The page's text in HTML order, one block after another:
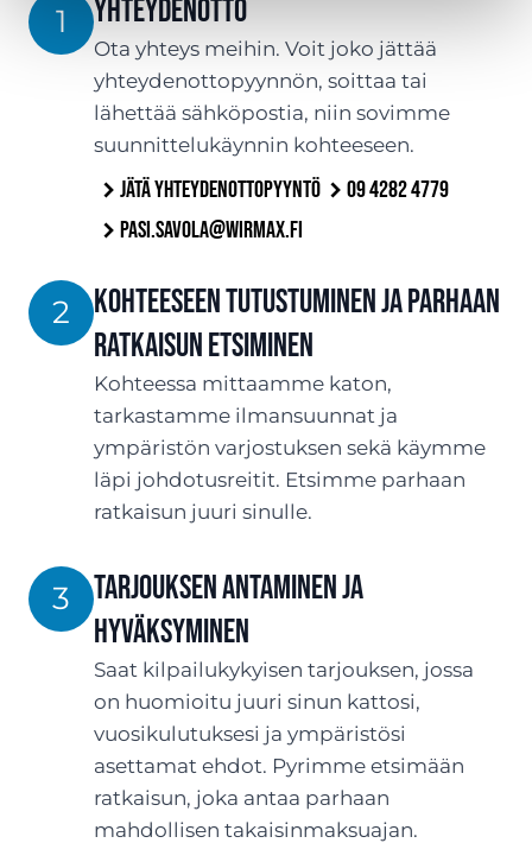
1 YHTEYDENOTTO
Ota yhteys meihin. Voit joko jättää
yhteydenottopyynnön, soittaa tai
lähettää sähköpostia, niin sovimme
suunnittelukäynnin kohteeseen.
Jätä yhteydenottopyyntö
09 4282 4779
pasi.savola@wirmax.fi
2
Kohteeseen tutustuminen ja parhaan
ratkaisun etsiminen
Kohteessa mittaamme katon,
tarkastamme ilmansuunnat ja
ympäristön varjostuksen sekä käymme
läpi johdotusreitit. Etsimme parhaan
ratkaisun juuri sinulle.
3
Tarjouksen antaminen ja
hyväksyminen
Saat kilpailukykyisen tarjouksen, jossa
on huomioitu juuri sinun kattosi,
vuosikulutuksesi ja ympäristösi
asettamat ehdot. Pyrimme etsimään
ratkaisun, joka antaa parhaan
mahdollisen takaisinmaksuajan.